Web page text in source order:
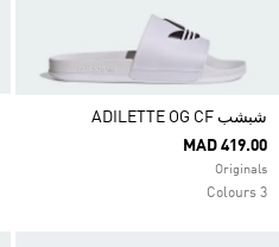
شبشب ADILETTE OG CF
MAD 419.00
Originals
3 Colours